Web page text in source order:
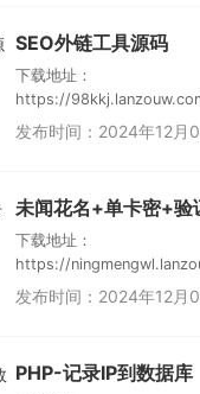
SEO外链工具源码
下载地址：
https://
发布时间：2024年12月
未闻花名+单卡密+验
下载地址：
https://
发布时间：2024年12月
PHP-记录IP到数据库